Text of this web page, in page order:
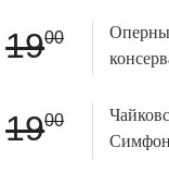
1900
1900